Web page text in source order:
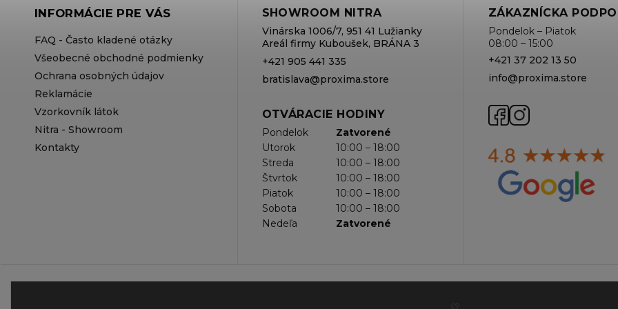
INFORMÁCIE PRE VÁS
FAQ - Často kladené otázky
Všeobecné obchodné podmienky
Ochrana osobných údajov
Reklamácie
Vzorkovník látok
Nitra - Showroom
Kontakty
SHOWROOM NITRA
Vinárska 1006/7, 951 41 Lužianky
Areál firmy Kuboušek, BRÁNA 3
+421 905 441 335
bratislava@proxima.store
OTVÁRACIE HODINY
Pondelok
Zatvorené
Utorok
10:00 – 18:00
Streda
10:00 – 18:00
Štvrtok
10:00 – 18:00
Piatok
10:00 – 18:00
Sobota
10:00 – 18:00
Nedeľa
Zatvorené
ZÁKAZNÍCKA
Pondelok – Piatok
08:00 – 15:00
+421 37 202 13 50
info@proxima.store